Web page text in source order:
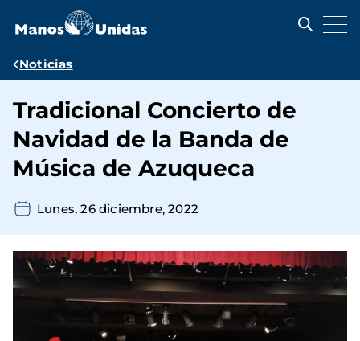
contenido
Ruta
navegación
Noticias
Tradicional Concierto de
Navidad de la Banda de
Música de Azuqueca
Lunes, 26 diciembre, 2022